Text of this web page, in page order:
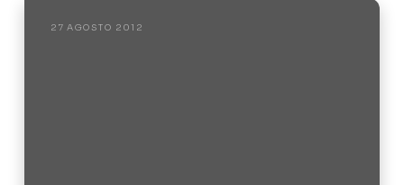
27 AGOSTO 2012